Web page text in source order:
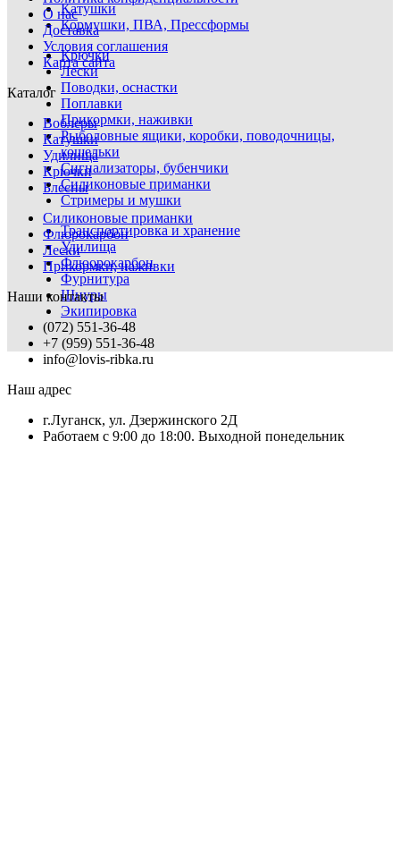
Катушки
Кормушки, ПВА, Прессформы
Крючки
Лески
Поводки, оснастки
Поплавки
Прикормки, наживки
Рыболовные ящики, коробки, поводочницы,
кошельки
Сигнализаторы, бубенчики
Силиконовые приманки
Стримеры и мушки
Транспортировка и хранение
Удилища
Флюорокарбон
Фурнитура
Шнуры
Экипировка
О нас
Доставка
Условия соглашения
Карта сайта
Каталог
Воблеры
Катушки
Удилища
Крючки
Блесны
Силиконовые приманки
Флюрокарбон
Лески
Прикормки, наживки
Наши контакты
(072) 551-36-48
+7 (959) 551-36-48
info@lovis-ribka.ru
Наш адрес
г.Луганск, ул. Дзержинского 2Д
Работаем с 9:00 до 18:00. Выходной понедельник